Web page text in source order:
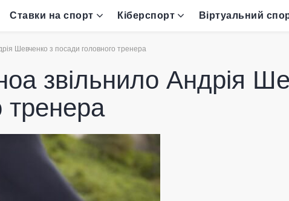
Ставки на спорт Кіберспорт Віртуальний
Шевченко з посади головного тренера
звільнило Андрія
тренера